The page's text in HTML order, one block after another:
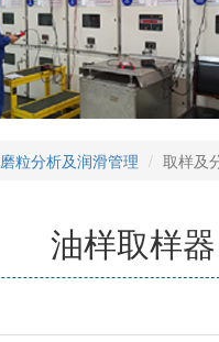
磨粒分析及润滑管理 取样及
油样取样